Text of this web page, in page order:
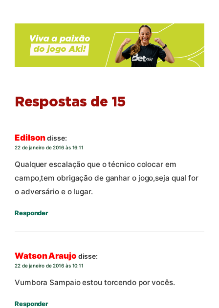
Respostas de 15
Edilsondisse:
22 de janeiro de 2016 às 16:11
Qualquer escalação que o técnico colocar em
campo,tem obrigação de ganhar o jogo,seja qual for
o adversário e o lugar.
Responder
Watson Araujo disse:
22 de janeiro de 2016 às 10:11
Vumbora Sampaio estou torcendo por vocês.
Responder